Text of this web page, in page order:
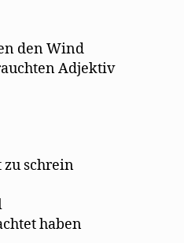
den Wind
Adjektiv
zu schrein
haben